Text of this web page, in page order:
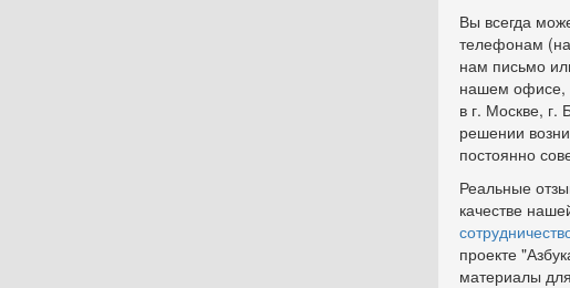
Вы всегда
телефонам
нам письмо
нашем офисе,
в г. Москве,
решении
постоянно
Реальные
качестве
проекте
материалы